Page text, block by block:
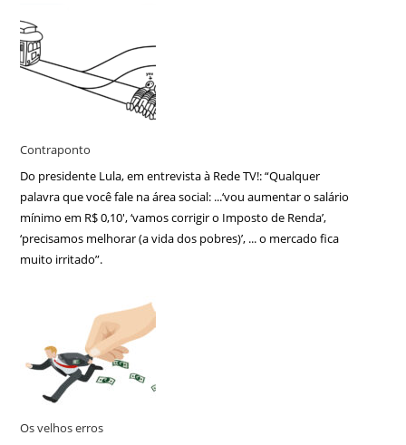
Contraponto
Do presidente Lula, em entrevista à Rede TV!: “Qualquer
palavra que você fale na área social: ...‘vou aumentar o salário
mínimo em R$ 0,10′, ‘vamos corrigir o Imposto de Renda’,
‘precisamos melhorar (a vida dos pobres)’, ... o mercado fica
muito irritado”.
Os velhos erros